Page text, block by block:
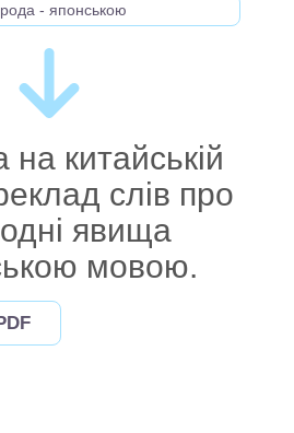
- японською
китайській
слів про
явища
мовою.